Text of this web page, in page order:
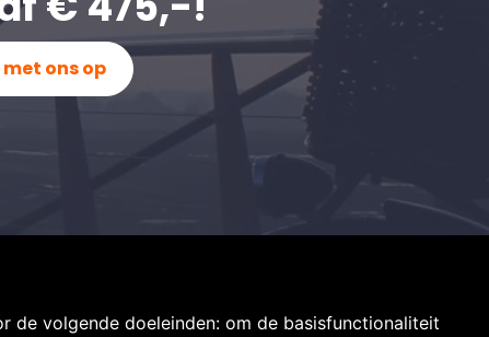
ons op
de volgende doeleinden: om de basisfunctionaliteit